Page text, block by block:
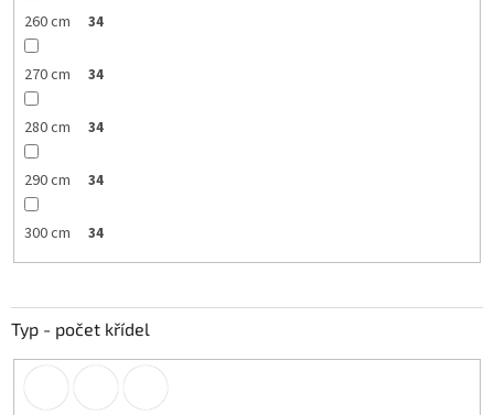
260 cm 34
270 cm 34
280 cm 34
290 cm 34
300 cm 34
Typ - počet křídel